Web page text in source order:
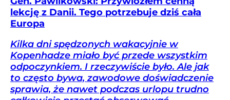
lekcję z Danii. Tego potrzebuje dziś cała
Europa
Kilka dni spędzonych wakacyjnie w
Kopenhadze miało być przede wszystkim
odpoczynkiem. I rzeczywiście było. Ale jak
to często bywa, zawodowe doświadczenie
sprawia, że nawet podczas urlopu trudno